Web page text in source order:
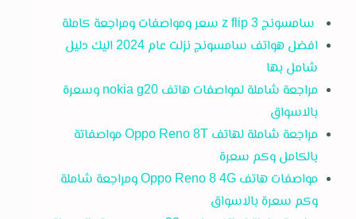
سامسونج z flip 3 سعر ومواصفات ومراجعة كاملة
افضل هواتف سامسونج نزلت عام 2024 اليك دليل
شامل بها
مراجعة شاملة لمواصفات هاتف nokia g20 وسعرة
بالاسواق
مراجعة شاملة لهاتف Oppo Reno 8T مواصفاتة
بالكامل وكم سعرة
مواصفات هاتف Oppo Reno 8 4G ومراجعة شاملة
وكم سعرة بالاسواق